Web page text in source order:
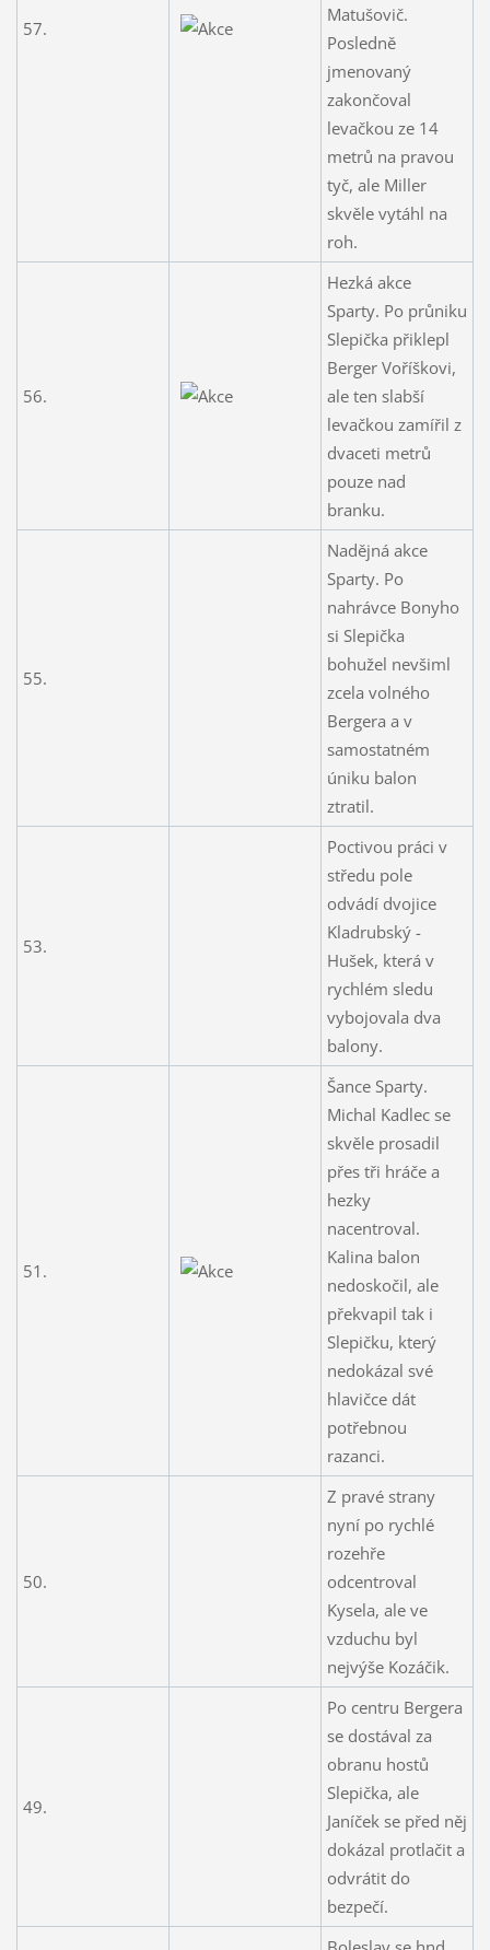
57.
Matušovič.
Posledně
jmenovaný
zakončoval
levačkou ze 14
metrů na pravou
tyč, ale Miller
skvěle vytáhl na
roh.
56.
Hezká akce
Sparty. Po průniku
Slepička přiklepl
Berger Voříškovi,
ale ten slabší
levačkou zamířil z
dvaceti metrů
pouze nad
branku.
55.
Nadějná akce
Sparty. Po
nahrávce Bonyho
si Slepička
bohužel nevšiml
zcela volného
Bergera a v
samostatném
úniku balon
ztratil.
53.
Poctivou práci v
středu pole
odvádí dvojice
Kladrubský -
Hušek, která v
rychlém sledu
vybojovala dva
balony.
51.
Šance Sparty.
Michal Kadlec se
skvěle prosadil
přes tři hráče a
hezky
nacentroval.
Kalina balon
nedoskočil, ale
překvapil tak i
Slepičku, který
nedokázal své
hlavičce dát
potřebnou
razanci.
50.
Z pravé strany
nyní po rychlé
rozehře
odcentroval
Kysela, ale ve
vzduchu byl
nejvýše Kozáčik.
49.
Po centru Bergera
se dostával za
obranu hostů
Slepička, ale
Janíček se před něj
dokázal protlačit a
odvrátit do
bezpečí.